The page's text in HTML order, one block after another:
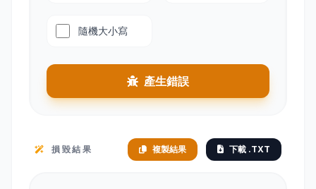
隨機大小寫
產生錯誤
損毀結果 複製結果 下載 .TXT